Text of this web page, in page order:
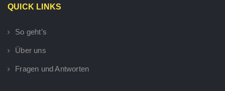
QUICK LINKS
So geht’s
Über uns
Fragen und Antworten